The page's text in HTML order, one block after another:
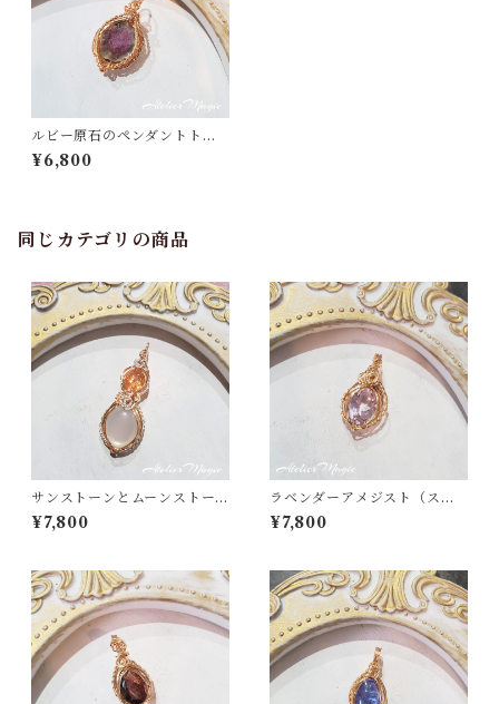
ルビー原石のペンダントトッ
プ（リバーシブル）
¥6,800
同じカテゴリの商品
サンストーンとムーンストー
ンのペンダントトップ
¥7,800
ラベンダーアメジスト（スコ
ロライト）のペンダントトッ
プ （14kgfワイヤー）
¥7,800